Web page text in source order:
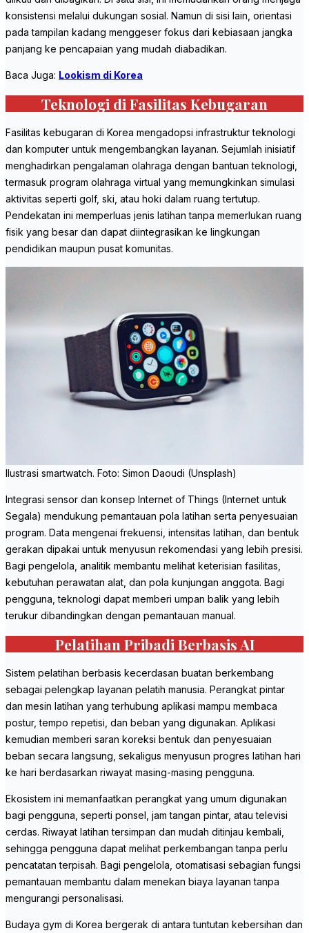
konsistensi melalui dukungan sosial. Namun di sisi lain, orientasi
pada tampilan kadang menggeser fokus dari kebiasaan jangka
panjang ke pencapaian yang mudah diabadikan.
Baca Juga: Lookism di Korea
Teknologi di Fasilitas Kebugaran
Fasilitas kebugaran di Korea mengadopsi infrastruktur teknologi
dan komputer untuk mengembangkan layanan. Sejumlah inisiatif
menghadirkan pengalaman olahraga dengan bantuan teknologi,
termasuk program olahraga virtual yang memungkinkan simulasi
aktivitas seperti golf, ski, atau hoki dalam ruang tertutup.
Pendekatan ini memperluas jenis latihan tanpa memerlukan ruang
fisik yang besar dan dapat diintegrasikan ke lingkungan
pendidikan maupun pusat komunitas.
Ilustrasi smartwatch. Foto: Simon Daoudi (Unsplash)
Integrasi sensor dan konsep Internet of Things (Internet untuk
Segala) mendukung pemantauan pola latihan serta penyesuaian
program. Data mengenai frekuensi, intensitas latihan, dan bentuk
gerakan dipakai untuk menyusun rekomendasi yang lebih presisi.
Bagi pengelola, analitik membantu melihat keterisian fasilitas,
kebutuhan perawatan alat, dan pola kunjungan anggota. Bagi
pengguna, teknologi dapat memberi umpan balik yang lebih
terukur dibandingkan dengan pemantauan manual.
Pelatihan Pribadi Berbasis AI
Sistem pelatihan berbasis kecerdasan buatan berkembang
sebagai pelengkap layanan pelatih manusia. Perangkat pintar
dan mesin latihan yang terhubung aplikasi mampu membaca
postur, tempo repetisi, dan beban yang digunakan. Aplikasi
kemudian memberi saran koreksi bentuk dan penyesuaian
beban secara langsung, sekaligus menyusun progres latihan hari
ke hari berdasarkan riwayat masing-masing pengguna.
Ekosistem ini memanfaatkan perangkat yang umum digunakan
bagi pengguna, seperti ponsel, jam tangan pintar, atau televisi
cerdas. Riwayat latihan tersimpan dan mudah ditinjau kembali,
sehingga pengguna dapat melihat perkembangan tanpa perlu
pencatatan terpisah. Bagi pengelola, otomatisasi sebagian fungsi
pemantauan membantu dalam menekan biaya layanan tanpa
mengurangi personalisasi.
Budaya gym di Korea bergerak di antara tuntutan kebersihan dan